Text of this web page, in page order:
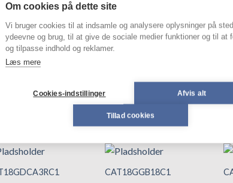
CHRYSLER
VARER
Tilføj til
CAT18GGB18C1
Om cookies på dette site
Vi bruger cookies til at indsamle og analysere oplysninger på
ydeevne og brug, til at give de sociale medier funktioner og til at
og tilpasse indhold og reklamer.
Læs mere
Cookies-indstillinger Afvis alt
Tillad cookies